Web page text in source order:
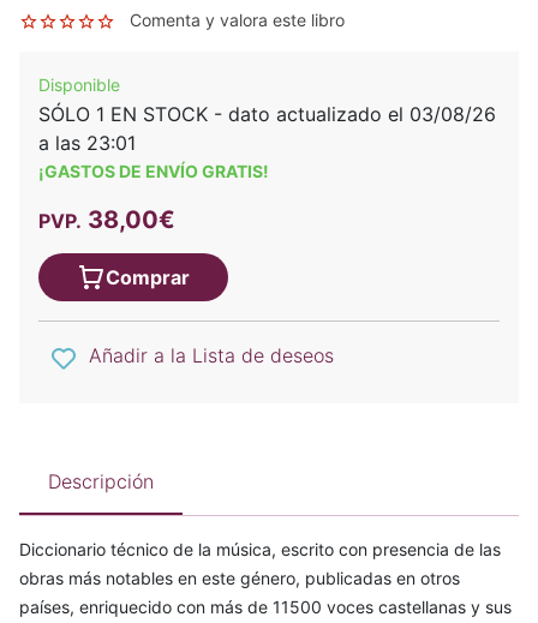
Comenta y valora este libro
Disponible
SÓLO 1 EN STOCK - dato actualizado el 03/08/26
a las 23:01
¡GASTOS DE ENVÍO GRATIS!
PVP. 38,00€
Comprar
Añadir a la Lista de deseos
Descripción
Diccionario técnico de la música, escrito con presencia de las
obras más notables en este género, publicadas en otros
países, enriquecido con más de 11500 voces castellanas y sus